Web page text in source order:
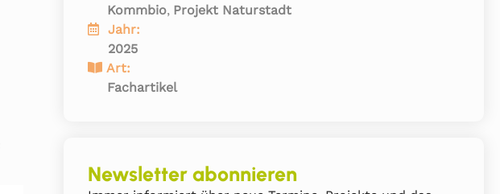
Kommbio, Projekt Naturstadt
Jahr:
2025
Art:
Fachartikel
Newsletter abonnieren